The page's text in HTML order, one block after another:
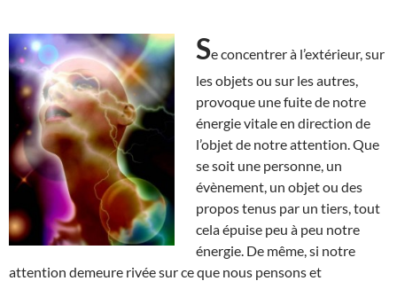
Se concentrer à l’extérieur, sur
les objets ou sur les autres,
provoque une fuite de notre
énergie vitale en direction de
l’objet de notre attention. Que
se soit une personne, un
évènement, un objet ou des
propos tenus par un tiers, tout
cela épuise peu à peu notre
énergie. De même, si notre
attention demeure rivée sur ce que nous pensons et